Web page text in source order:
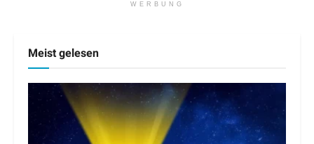
WERBUNG
Meist gelesen